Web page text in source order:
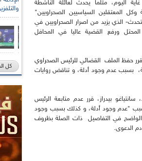
1975 الى غاية اليوم، مثلما يحدث لعائلة الناشطة
وكل المعتقلين السياسيين الصحراويين"
الذي يزيد من اصرار الصحراويين في
ورفع القضية عاليا في المحافل
قرر حفظ الملف القضائي للرئيس الصحراوي
بسبب عدم وجود أدلة، و تناقض روايات
بيدراز، قرر عدم متابعة الرئيس
بسبب "عدم وجود أدلة، و كذلك بسبب وجود
في التفاصيل ذات الصلة بظروف
الدعوى.
كل